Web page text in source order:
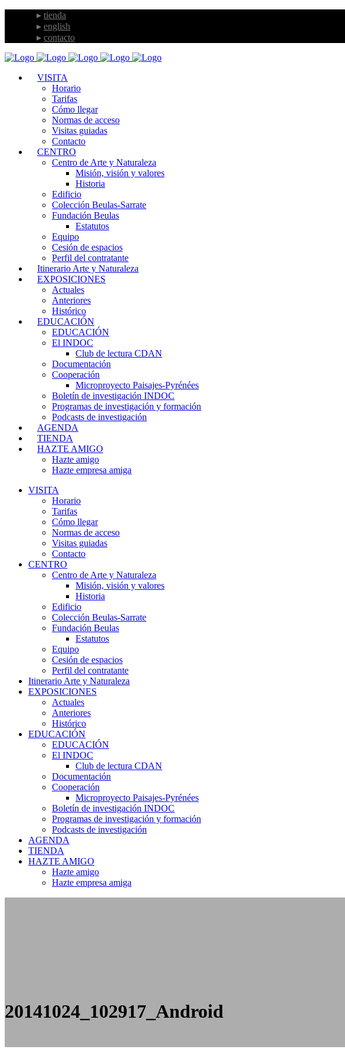
tienda
english
contacto
VISITA
Horario
Tarifas
Cómo llegar
Normas de acceso
Visitas guiadas
Contacto
CENTRO
Centro de Arte y Naturaleza
Misión, visión y valores
Historia
Edificio
Colección Beulas-Sarrate
Fundación Beulas
Estatutos
Equipo
Cesión de espacios
Perfil del contratante
Itinerario Arte y Naturaleza
EXPOSICIONES
Actuales
Anteriores
Histórico
EDUCACIÓN
EDUCACIÓN
El INDOC
Club de lectura CDAN
Documentación
Cooperación
Microproyecto Paisajes-Pyrénées
Boletín de investigación INDOC
Programas de investigación y formación
Podcasts de investigación
AGENDA
TIENDA
HAZTE AMIGO
Hazte amigo
Hazte empresa amiga
VISITA
Horario
Tarifas
Cómo llegar
Normas de acceso
Visitas guiadas
Contacto
CENTRO
Centro de Arte y Naturaleza
Misión, visión y valores
Historia
Edificio
Colección Beulas-Sarrate
Fundación Beulas
Estatutos
Equipo
Cesión de espacios
Perfil del contratante
Itinerario Arte y Naturaleza
EXPOSICIONES
Actuales
Anteriores
Histórico
EDUCACIÓN
EDUCACIÓN
El INDOC
Club de lectura CDAN
Documentación
Cooperación
Microproyecto Paisajes-Pyrénées
Boletín de investigación INDOC
Programas de investigación y formación
Podcasts de investigación
AGENDA
TIENDA
HAZTE AMIGO
Hazte amigo
Hazte empresa amiga
20141024_102917_Android